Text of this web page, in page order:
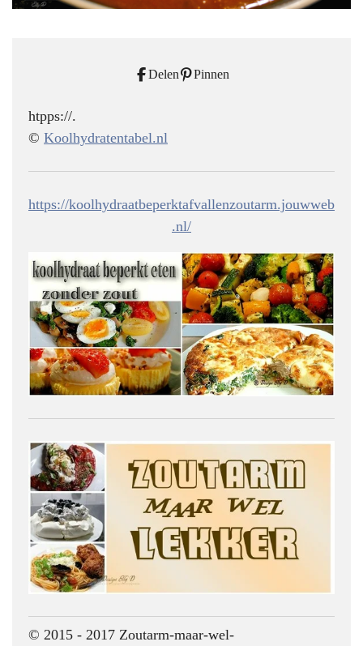
Delen Pinnen
htpps://.
© Koolhydratentabel.nl
https://koolhydraatbeperktafvallenzoutarm.jouwweb
.nl/
© 2015 - 2017 Zoutarm-maar-wel-